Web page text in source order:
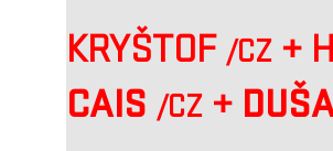
KRYŠTOF /CZ +
CAIS /CZ +